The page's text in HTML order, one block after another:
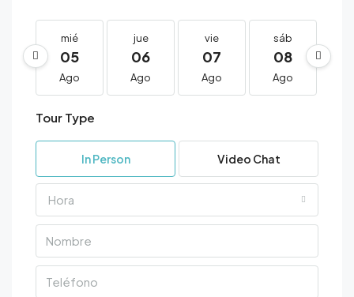
mié
05
Ago
jue
06
Ago
vie
07
Ago
sáb
08
Ago
Tour Type
In Person Video Chat
Hora